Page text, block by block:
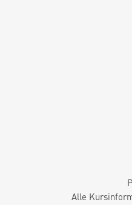
Alle